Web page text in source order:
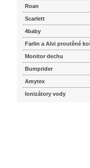
Roan
Scarlett
4baby
Farlin a Alvi proutěné
Monitor dechu
Bumprider
Amytex
Ionizátory vody